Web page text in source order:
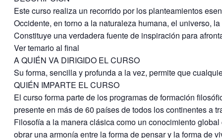
Este curso realiza un recorrido por los planteamientos
Occidente, en torno a la naturaleza humana, el universo,
Constituye una verdadera fuente de inspiración para
Ver temario al final
A QUIÉN VA DIRIGIDO EL CURSO
Su forma, sencilla y profunda a la vez, permite que
QUIÉN IMPARTE EL CURSO
El curso forma parte de los programas de formación
presente en más de 60 países de todos los continentes a
Filosofía a la manera clásica como un conocimiento
obrar una armonía entre la forma de pensar y la forma de